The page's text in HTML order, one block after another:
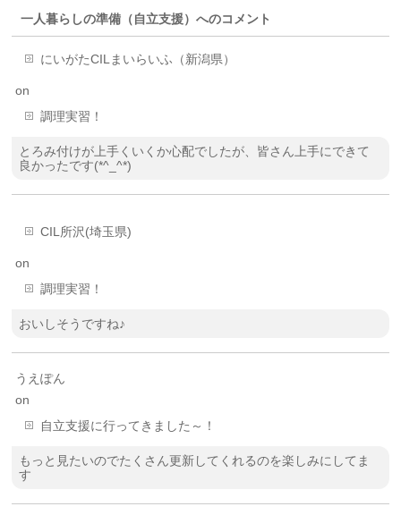
一人暮らしの準備（自立支援）へのコメント
にいがたCILまいらいふ（新潟県）
on
調理実習！
とろみ付けが上手くいくか心配でしたが、皆さん上手にできて
良かったです(*^_^*)
CIL所沢(埼玉県)
on
調理実習！
おいしそうですね♪
うえぽん
on
自立支援に行ってきました～！
もっと見たいのでたくさん更新してくれるのを楽しみにしてま
す